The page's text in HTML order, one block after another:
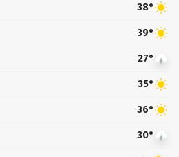
38°
39°
27°
35°
36°
30°